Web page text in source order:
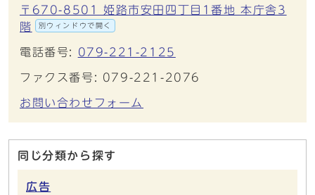
〒670-8501 姫路市安田四丁目1番地 本庁舎3
階
別ウィンドウで開く
電話番号: 079-221-2125
ファクス番号: 079-221-2076
お問い合わせフォーム
同じ分類から探す
広告